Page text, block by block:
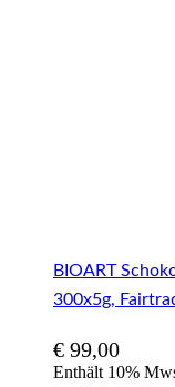
BIOART
300x5g,
€ 99,00
Enthält 10%